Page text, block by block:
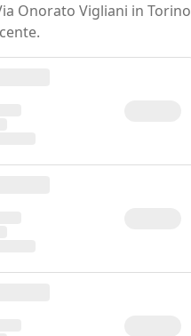
Onorato Vigliani in Torino